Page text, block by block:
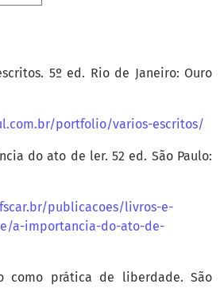
5º ed. Rio de Janeiro: Ouro
portfolio/varios-escritos/
do ato de ler. 52 ed. São Paulo:
publicacoes/livros-e-
a-importancia-do-ato-de-
como prática de liberdade. São